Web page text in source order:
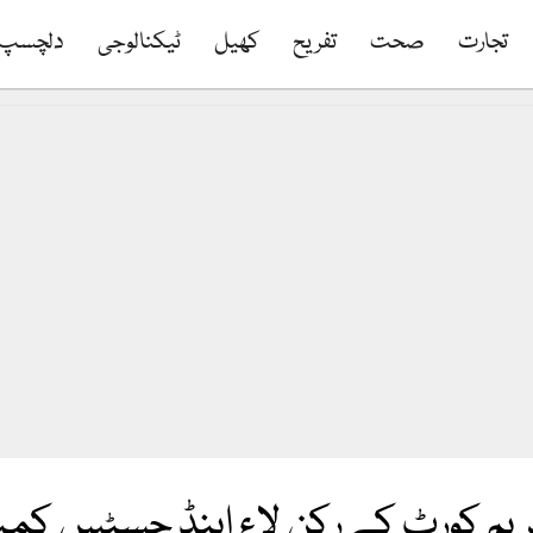
تجارت صحت تفریح کھیل ٹیکنالوجی